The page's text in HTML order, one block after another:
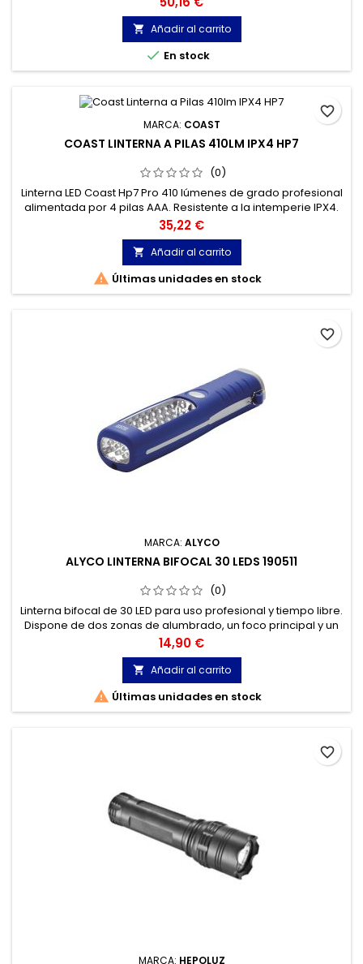
de cuatro modos.
 Añadir al carrito
 En stock
MARCA: COAST
COAST LINTERNA A PILAS 410LM IPX4 HP7
(0)
Linterna LED Coast Hp7 Pro 410 lúmenes de grado profesional
alimentada por 4 pilas AAA. Resistente a la intemperie IPX4.
Rango de 751 pies. Punto de foco deslizante de haz puro
(punto de ojo de toro para distancia).
Precio
35,22 €
 Añadir al carrito
 Últimas unidades en stock
favorite_border
MARCA: ALYCO
ALYCO LINTERNA BIFOCAL 30 LEDS 190511
(0)
Linterna bifocal de 30 LED para uso profesional y tiempo libre.
Dispone de dos zonas de alumbrado, un foco principal y un
foco frontal que se seleccionan desde el interruptor.
Precio
14,90 €
 Añadir al carrito
 Últimas unidades en stock
favorite_border
MARCA: HEPOLUZ
favorite_border